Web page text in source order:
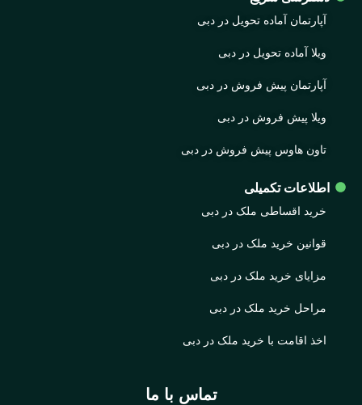
آپارتمان آماده تحویل در دبی
ویلا آماده تحویل در دبی
آپارتمان پیش فروش در دبی
ویلا پیش فروش در دبی
تاون هاوس پیش فروش در دبی
اطلاعات تکمیلی
خرید اقساطی ملک در دبی
قوانین خرید ملک در دبی
مزایای خرید ملک در دبی
مراحل خرید ملک در دبی
اخذ اقامت با خرید ملک در دبی
تماس با ما